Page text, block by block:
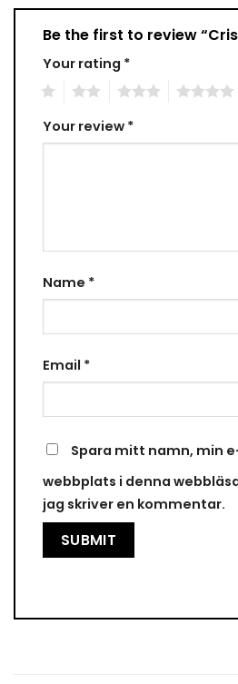
Be the first to review
Your rating *
Your review *
Name *
Email *
Spara mitt namn, min
webbplats i denna
jag skriver en kommentar.